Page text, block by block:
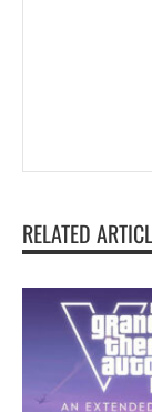
RELATED